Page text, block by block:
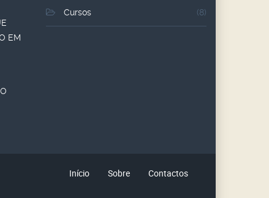
EM
Cursos (8)
Início Sobre Contactos